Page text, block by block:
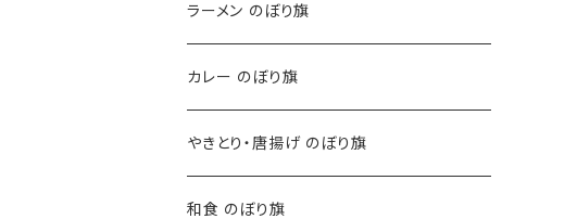
ラーメン のぼり旗
カレー のぼり旗
やきとり・唐揚げ のぼり旗
和食 のぼり旗